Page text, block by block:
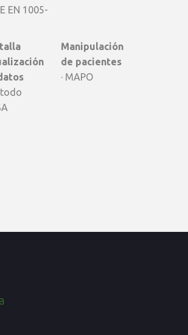
EN 1005-
Manipulación
de pacientes
· MAPO